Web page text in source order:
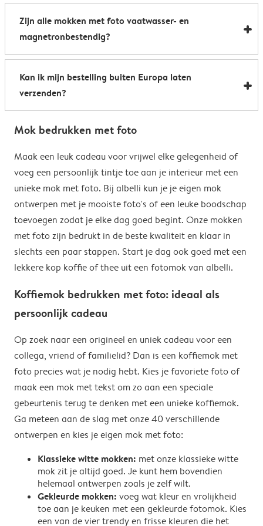
de kantine op het werk te voorzien van stijlvolle
koffiemokken met foto.
Al onze foto mokken hebben de afmetingen 8,2 x 9,5
cm. De inhoud bedraagt 285 ml.
Zijn alle mokken met foto vaatwasser- en
magnetronbestendig?
Bijna allemaal. Onze gepersonaliseerde foto mokken
kunnen zowel in de vaatwasser als in de magnetron.
Heel handig: je kunt er dus uit drinken, je drank
opwarmen en je fotomok na de afwas opnieuw
gebruiken. De enige uitzondering hierop zijn onze
de hand af te wassen om het magische
verrassingseffect zo goed mogelijk te behouden.
Kan ik mijn bestelling buiten Europa laten
verzenden?
afhankelijk van je afleveradres en worden deze tijdens
de verzendkosten voor bestellingen buiten de EU geen
eventuele bijkomende kosten van het land omvatten,
zoals invoerrechten, invoer-btw en douanekosten. Wij
zijn niet verantwoordelijk voor deze kosten. Je kunt
contact opnemen met je lokale douane-autoriteiten
om te zien of er extra kosten moeten worden betaald
voor je bestelling.
Mok bedrukken met foto
Maak een leuk cadeau voor vrijwel elke gelegenheid of
voeg een persoonlijk tintje toe aan je interieur met een
unieke mok met foto. Bij albelli kun je je eigen mok
ontwerpen met je mooiste foto's of een leuke boodschap
toevoegen zodat je elke dag goed begint. Onze mokken
met foto zijn bedrukt in de beste kwaliteit en klaar in
slechts een paar stappen. Start je dag ook goed met een
lekkere kop koffie of thee uit een fotomok van albelli.
Koffiemok bedrukken met foto: ideaal als
persoonlijk cadeau
Op zoek naar een origineel en uniek cadeau voor een
collega, vriend of familielid? Dan is een koffiemok met
foto precies wat je nodig hebt. Kies je favoriete foto of
maak een mok met tekst om zo aan een speciale
gebeurtenis terug te denken met een unieke koffiemok.
Ga meteen aan de slag met onze 40 verschillende
ontwerpen en kies je eigen mok met foto:
Klassieke witte mokken: met onze klassieke witte
mok zit je altijd goed. Je kunt hem bovendien
helemaal ontwerpen zoals je zelf wilt.
Gekleurde mokken: voeg wat kleur en vrolijkheid
toe aan je keuken met een gekleurde fotomok. Kies
een van de vier trendy en frisse kleuren die het